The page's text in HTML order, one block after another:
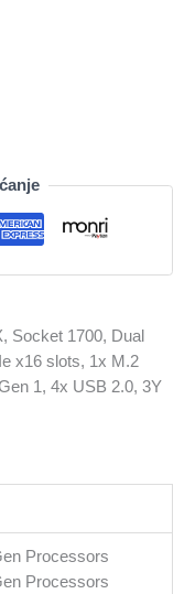
Socket 1700, Dual
x16 slots, 1x M.2
1, 4x USB 2.0, 3Y
Processors
Processors